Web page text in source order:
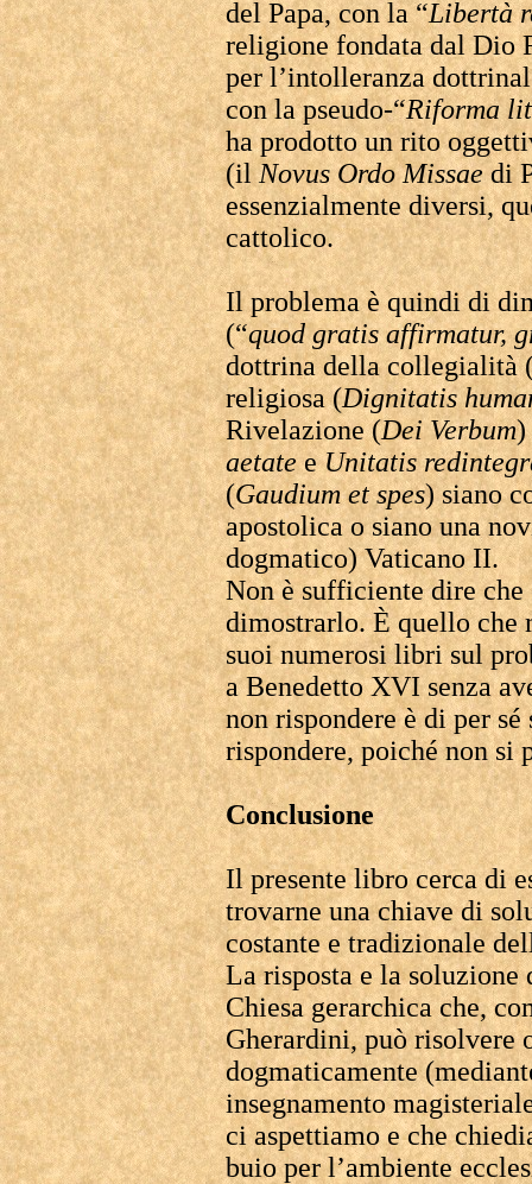
del Papa, con la “Libertà
religione fondata dal Dio
per l’intolleranza
con la pseudo-“Riforma
ha prodotto un rito
(ilNovus Ordo Missaedi
essenzialmente diversi,
cattolico.
Il problema è quindi di
(“quod gratis affirmatur,
dottrina della collegialità
religiosa (Dignitatis
Rivelazione (Dei Verbum)
aetateeUnitatis
(Gaudium et spes) siano
apostolica o siano una
dogmatico) Vaticano II.
Non è sufficiente dire che
dimostrarlo. È quello che
suoi numerosi libri sul
a Benedetto XVI senza
non rispondere è di per
rispondere, poiché non si
Conclusione
Il presente libro cerca di
trovarne una chiave di
costante e tradizionale
La risposta e la
Chiesa gerarchica che,
Gherardini, può risolvere
dogmaticamente
insegnamento
ci aspettiamo e che
buio per l’ambiente